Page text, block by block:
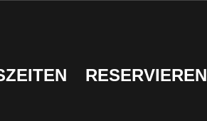
RESERVIEREN